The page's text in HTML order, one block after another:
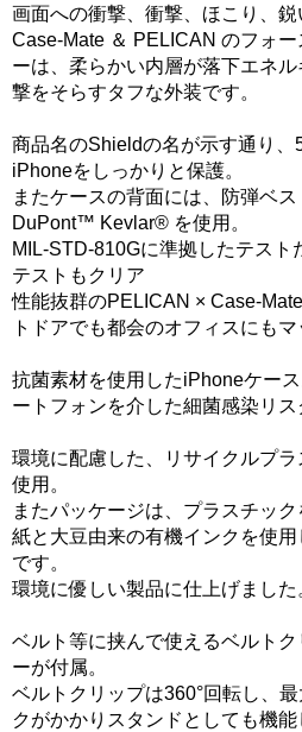
画面への衝撃、衝撃、ほこり、鋭
Case-Mate ＆ PELICAN のフォ
ーは、柔らかい内層が落下エネ
撃をそらすタフな外装です。
商品名のShieldの名が示す通り
iPhoneをしっかりと保護。
またケースの背面には、防弾ベ
DuPont™ Kevlar® を使用。
MIL-STD-810Gに準拠したテスト
テストもクリア
性能抜群のPELICAN × Case-
トドアでも都会のオフィスにもマ
抗菌素材を使用したiPhoneケー
ートフォンを介した細菌感染リス
環境に配慮した、リサイクルプ
使用。
またパッケージは、プラスチッ
紙と大豆由来の有機インクを使
です。
環境に優しい製品に仕上げました
ベルト等に挟んで使えるベルト
ーが付属。
ベルトクリップは360°回転し、
クがかかりスタンドとしても機能